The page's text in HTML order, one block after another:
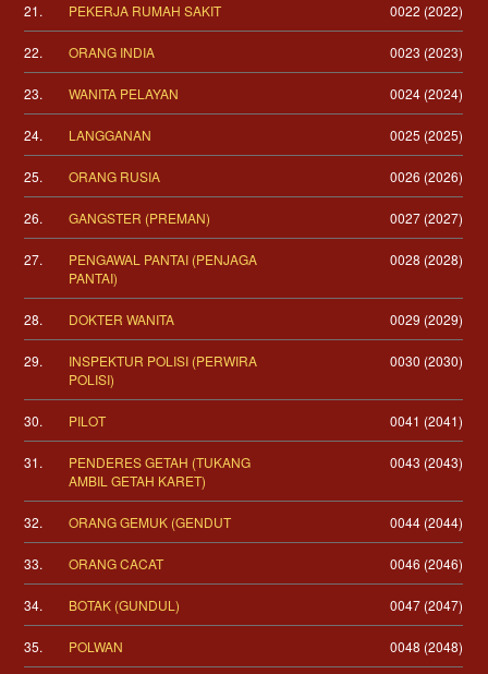
21. PEKERJA RUMAH SAKIT 0022 (2022)
22. ORANG INDIA 0023 (2023)
23. WANITA PELAYAN 0024 (2024)
24. LANGGANAN 0025 (2025)
25. ORANG RUSIA 0026 (2026)
26. GANGSTER (PREMAN) 0027 (2027)
27.
PENGAWAL PANTAI (PENJAGA
PANTAI)
0028 (2028)
28. DOKTER WANITA 0029 (2029)
29.
INSPEKTUR POLISI (PERWIRA
POLISI)
0030 (2030)
30. PILOT 0041 (2041)
31.
PENDERES GETAH (TUKANG
AMBIL GETAH KARET)
0043 (2043)
32. ORANG GEMUK (GENDUT 0044 (2044)
33. ORANG CACAT 0046 (2046)
34. BOTAK (GUNDUL) 0047 (2047)
35. POLWAN 0048 (2048)